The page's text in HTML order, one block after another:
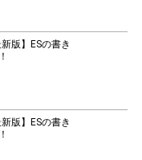
版】ESの書き
版】ESの書き